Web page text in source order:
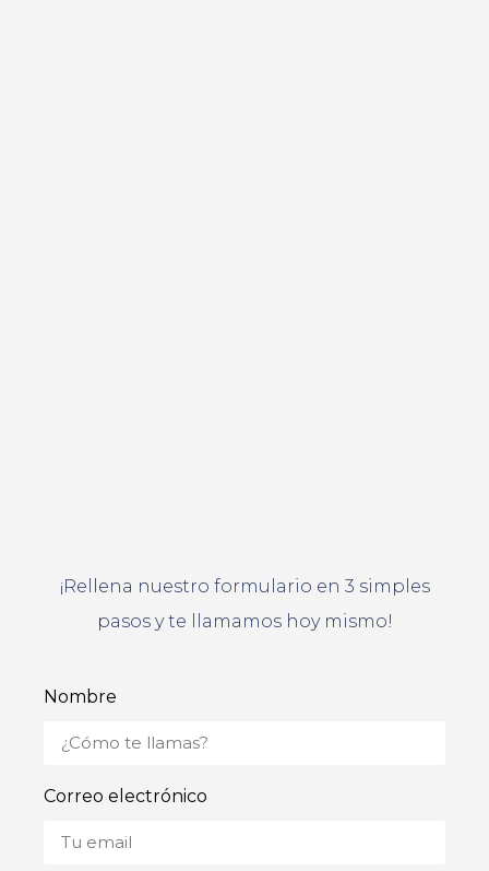
¡Rellena nuestro formulario en 3 simples
pasos y te llamamos hoy mismo!
Nombre
Correo electrónico